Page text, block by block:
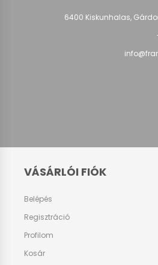
6400 Kiskunhalas,
VÁSÁRLÓI FIÓK
Belépés
Regisztráció
Profilom
Kosár